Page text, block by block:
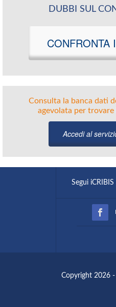
DUBBI SUL
CONFRONTA
Consulta la banca dati
agevolata per
Accedi al
Segui iCRIBIS
Copyright 2026 -